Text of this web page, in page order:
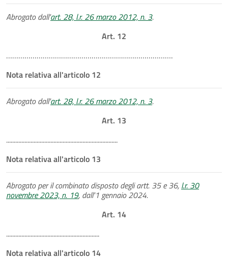
Abrogato dall'art. 28, l.r. 26 marzo 2012, n. 3.
Art. 12
……………………………………………………………………….
Nota relativa all'articolo 12
Abrogato dall'art. 28, l.r. 26 marzo 2012, n. 3.
Art. 13
.........................................................................
Nota relativa all'articolo 13
Abrogato per il combinato disposto degli artt. 35 e 36, l.r. 30
novembre 2023, n. 19, dall'1 gennaio 2024.
Art. 14
.............................................................
Nota relativa all'articolo 14